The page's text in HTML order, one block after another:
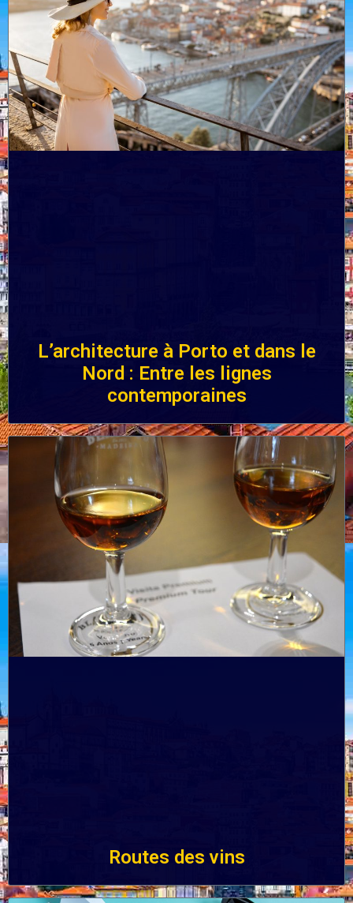
L’architecture à Porto et dans le
Nord : Entre les lignes
contemporaines
Routes des vins